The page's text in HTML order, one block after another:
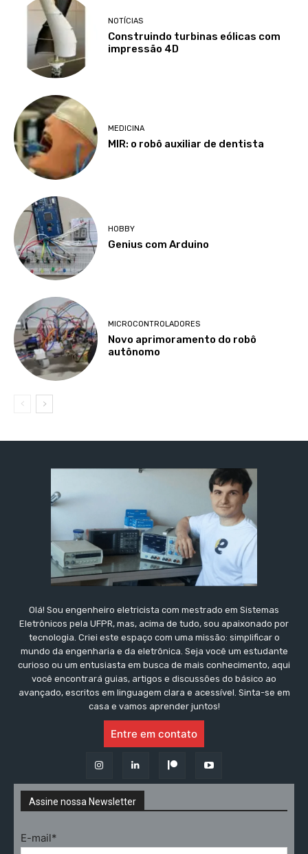
NOTÍCIAS
Construindo turbinas eólicas com
impressão 4D
MEDICINA
MIR: o robô auxiliar de dentista
HOBBY
Genius com Arduino
MICROCONTROLADORES
Novo aprimoramento do robô
autônomo
Olá! Sou engenheiro eletricista com mestrado em Sistemas
Eletrônicos pela UFPR, mas, acima de tudo, sou apaixonado por
tecnologia. Criei este espaço com uma missão: simplificar o
mundo da engenharia e da eletrônica. Seja você um estudante
curioso ou um entusiasta em busca de mais conhecimento, aqui
você encontrará guias, artigos e discussões do básico ao
avançado, escritos em linguagem clara e acessível. Sinta-se em
casa e vamos aprender juntos!
Entre em contato
Assine nossa Newsletter
E-mail*